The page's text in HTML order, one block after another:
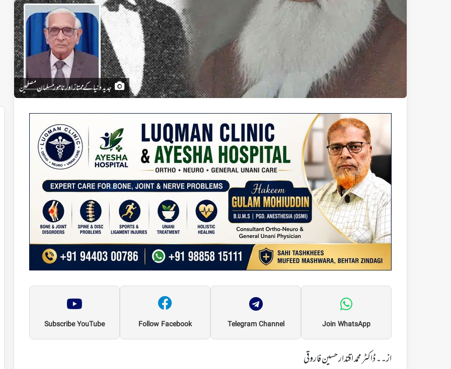
جدید دنیا کے ممتاز اور نامور مسلمان مصلحین
Join WhatsApp
Telegram Channel
Follow Facebook
Subscribe YouTube
از۔۔ ڈاکٹر محمد اقتدار حسین فاروقی